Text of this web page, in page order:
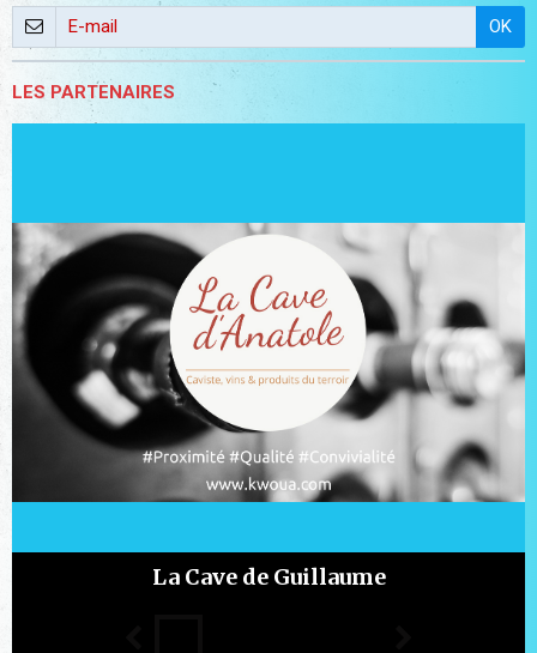
OK
LES PARTENAIRES
La Cave de Guillaume